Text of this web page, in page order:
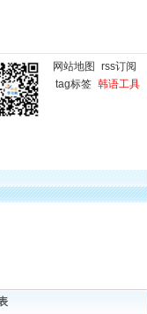
网站地图
rss订阅
tag标签 韩语工具